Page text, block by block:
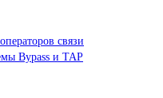
связи
Bypass и TAP